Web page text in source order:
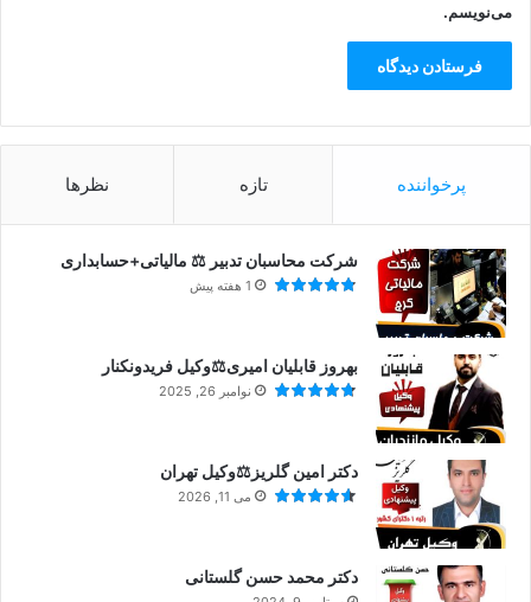
می‌نویسم.
پرخواننده تازه نظرها
شرکت محاسبان تدبیر ⚖️ مالیاتی+حسابداری
1 هفته پیش
بهروز قابلیان امیری⚖️وکیل فریدونکنار
نوامبر 26, 2025
دکتر امین گلریز⚖️وکیل تهران
می 11, 2026
دکتر محمد حسن گلستانی